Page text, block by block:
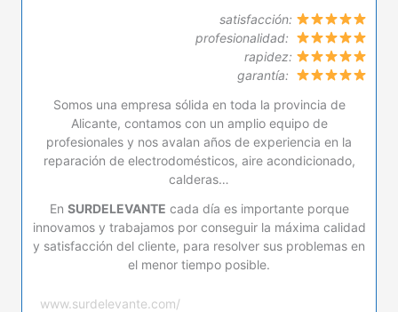
satisfacción:
profesionalidad:
rapidez:
garantía:
Somos una empresa sólida en toda la provincia de
Alicante, contamos con un amplio equipo de
profesionales y nos avalan años de experiencia en la
reparación de electrodomésticos, aire acondicionado,
calderas…
En SURDELEVANTE cada día es importante porque
innovamos y trabajamos por conseguir la máxima calidad
y satisfacción del cliente, para resolver sus problemas en
el menor tiempo posible.
www.surdelevante.com/